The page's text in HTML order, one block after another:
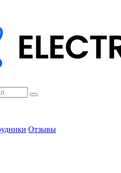
Отзывы